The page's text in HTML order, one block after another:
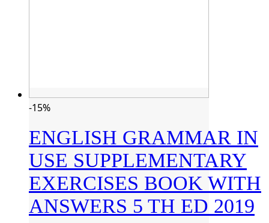
-15%
ENGLISH GRAMMAR IN
USE SUPPLEMENTARY
EXERCISES BOOK WITH
ANSWERS 5 TH ED 2019